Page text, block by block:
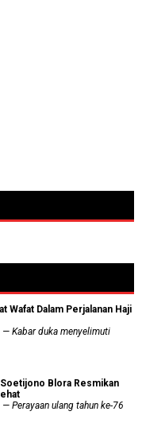
Wafat Dalam Perjalanan Haji
Kabar duka menyelimuti
Soetijono Blora Resmikan
Perayaan ulang tahun ke-76